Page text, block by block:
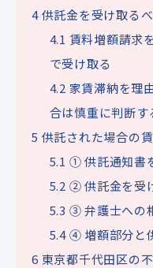
4供託金を受け取る
4.1 賃料増額請求
で受け取る
4.2 家賃滞納を理
合は慎重に判断す
5 供託された場合の
5.1 ① 供託通知書
5.2 ② 供託金を受
5.3 ③ 弁護士への
5.4④ 増額部分と
6 東京都千代田区の